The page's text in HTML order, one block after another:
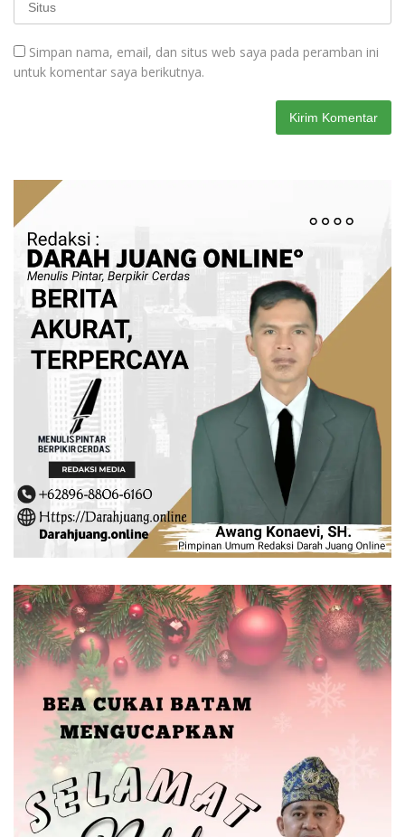
Simpan nama, email, dan situs web saya pada peramban ini
untuk komentar saya berikutnya.